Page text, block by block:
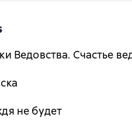
Ведовства. Счастье
не будет